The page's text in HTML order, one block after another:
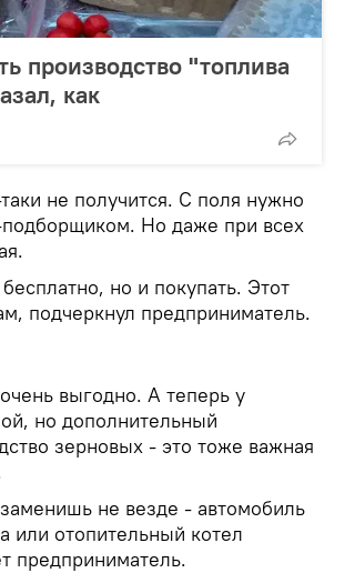
производство "топлива
как
не получится. С поля нужно
подборщиком. Но даже при всех
но и покупать. Этот
подчеркнул предприниматель.
выгодно. А теперь у
но дополнительный
зерновых - это тоже важная
не везде - автомобиль
или отопительный котел
предприниматель.